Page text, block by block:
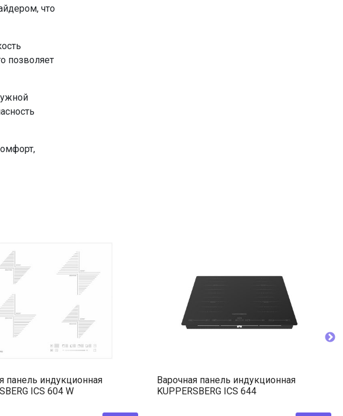
что
позволяет
панель индукционная
ICS 604 W
Варочная панель индукционная
KUPPERSBERG ICS 644